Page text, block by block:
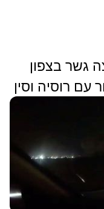
גשר בצפון
רוסיה וסין